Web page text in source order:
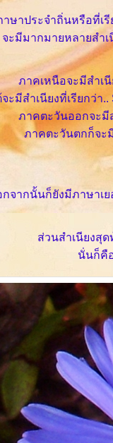
าษาประจำถิ่นหรือที่เ
จะมีมากมายหลายสำ
ภาคเหนือจะมีสำเ
ะมีสำเนียงที่เรียกว่า
ภาคตะวันออกจะมี
ภาคตะวันตกก็จะมี
กจากนั้นก็ยังมีภาษาเ
ส่วนสำเนียงสุด
นั่นก็คื